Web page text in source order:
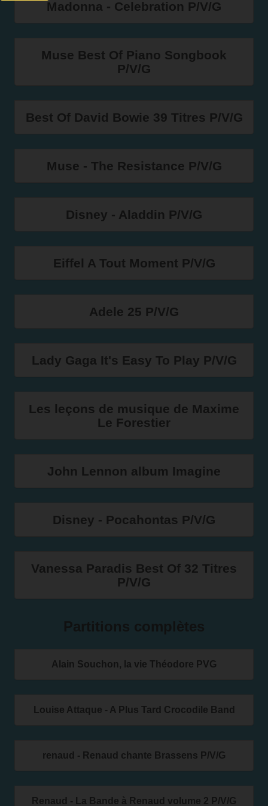
Madonna - Celebration P/V/G
Muse Best Of Piano Songbook
P/V/G
Best Of David Bowie 39 Titres P/V/G
Muse - The Resistance P/V/G
Disney - Aladdin P/V/G
Eiffel A Tout Moment P/V/G
Adele 25 P/V/G
Lady Gaga It's Easy To Play P/V/G
Les leçons de musique de Maxime
Le Forestier
John Lennon album Imagine
Disney - Pocahontas P/V/G
Vanessa Paradis Best Of 32 Titres
P/V/G
Alain Souchon, la vie Théodore PVG
Louise Attaque - A Plus Tard Crocodile Band
renaud - Renaud chante Brassens P/V/G
Renaud - La Bande à Renaud volume 2 P/V/G